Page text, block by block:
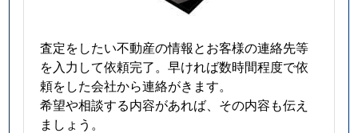
査定をしたい不動産の情報とお客様の連絡先等
を入力して依頼完了。早ければ数時間程度で依
頼をした会社から連絡がきます。
希望や相談する内容があれば、その内容も伝え
ましょう。